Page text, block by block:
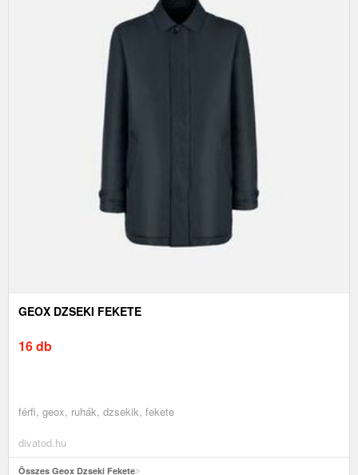
GEOX DZSEKI FEKETE
16 db
férfi, geox, ruhák, dzsekik, fekete
divatod.hu
Összes Geox Dzseki Fekete